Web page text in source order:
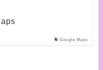
Google Maps